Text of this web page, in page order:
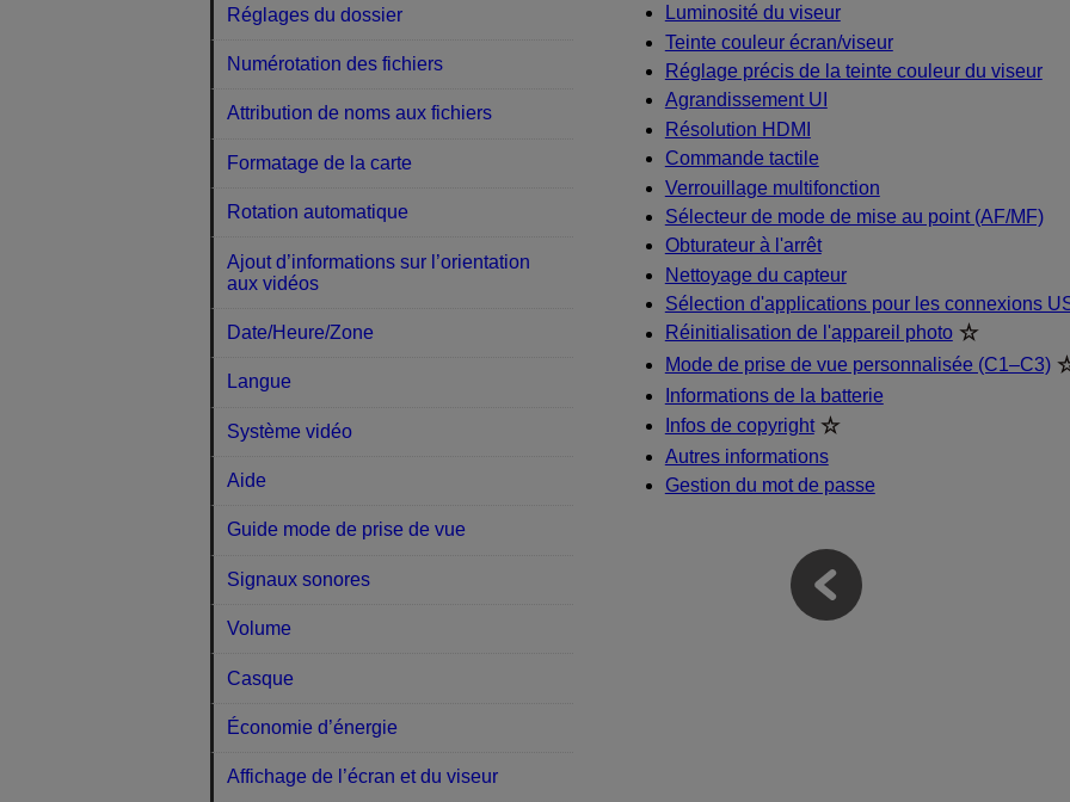
Luminosité du viseur
Teinte couleur écran/viseur
Réglage précis de la teinte couleur du viseur
Agrandissement UI
Résolution HDMI
Commande tactile
Verrouillage multifonction
Sélecteur de mode de mise au point (AF/MF)
Obturateur à l'arrêt
Nettoyage du capteur
Sélection d'applications pour les connexions
Réinitialisation de l'appareil photo
Mode de prise de vue personnalisée (C1–C3)
Informations de la batterie
Infos de copyright
Autres informations
Gestion du mot de passe
Réglages du dossier
Numérotation des fichiers
Attribution de noms aux fichiers
Formatage de la carte
Rotation automatique
Ajout d’informations sur l’orientation
aux vidéos
Date/Heure/Zone
Langue
Système vidéo
Aide
Guide mode de prise de vue
Signaux sonores
Volume
Casque
Économie d’énergie
Affichage de l’écran et du viseur